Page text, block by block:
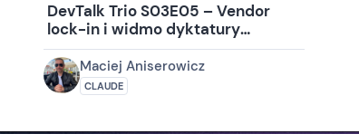
DevTalk Trio S03E05 – Vendor
lock-in i widmo dyktatury
cenowej gigantów AI
Maciej Aniserowicz
CLAUDE